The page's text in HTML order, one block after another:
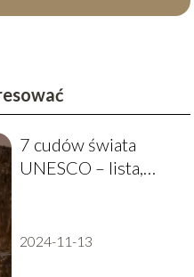
7 cudów świata
UNESCO – lista,
2024-11-13